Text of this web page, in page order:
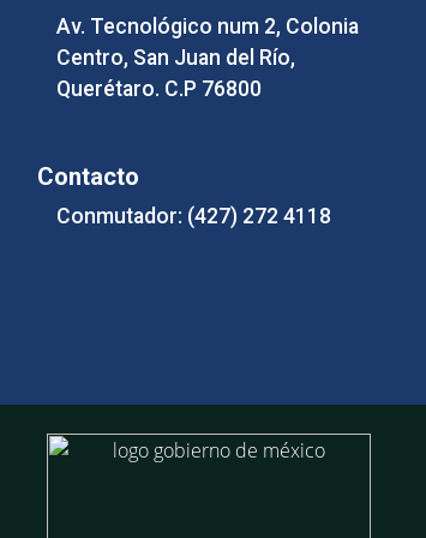
Av. Tecnológico num 2, Colonia
Centro, San Juan del Río,
Querétaro. C.P 76800
Contacto
Conmutador: (427) 272 4118